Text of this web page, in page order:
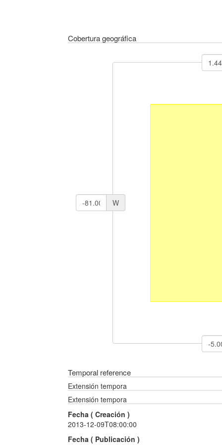
Cobertura geográfica
W
Temporal reference
Extensión tempora
Extensión tempora
Fecha ( Creación )
2013-12-09T08:00:00
Fecha ( Publicación )